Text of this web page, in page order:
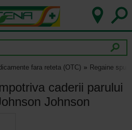
fara reteta (OTC) Regaine
caderii parului
Johnson